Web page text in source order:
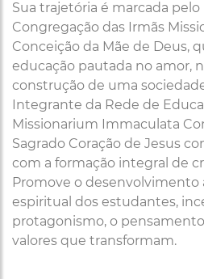
Sua trajetória é marcada pelo
Congregação das Irmãs
Conceição da Mãe de Deus,
educação pautada no amor,
construção de uma
Integrante da Rede de
Missionarium Immaculata
Sagrado Coração de Jesus
com a formação integral de
Promove o desenvolvimento
espiritual dos estudantes,
protagonismo, o
valores que transformam.